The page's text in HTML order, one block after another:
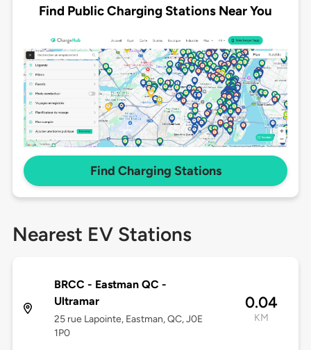
Find Public Charging Stations Near You
Find Charging Stations
Nearest EV Stations
BRCC - Eastman QC -
Ultramar
25 rue Lapointe, Eastman, QC, J0E
1P0
0.04
KM